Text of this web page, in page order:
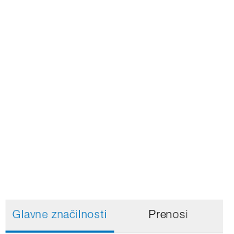
Glavne značilnosti Prenosi